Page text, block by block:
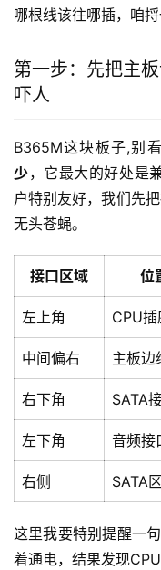
哪根线该往哪插，咱捋
第一步：先把主
吓人
B365M这块板子,别
少，它最大的好处是
户特别友好，我们先
无头苍蝇。
接口区域 位
左上角 CPU
中间偏右 主板边
右下角 SATA
左下角 音频接
右侧 SATA
这里我要特别提醒一
着通电，结果发现